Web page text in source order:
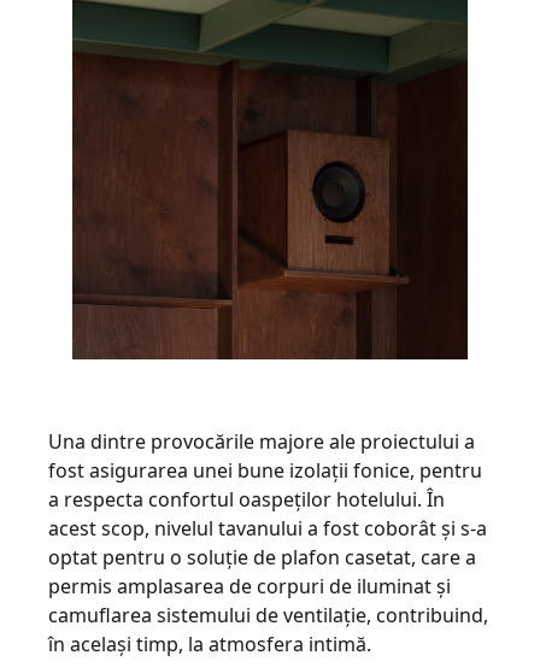
Una dintre provocările majore ale proiectului a
fost asigurarea unei bune izolații fonice, pentru
a respecta confortul oaspeților hotelului. În
acest scop, nivelul tavanului a fost coborât și s-a
optat pentru o soluție de plafon casetat, care a
permis amplasarea de corpuri de iluminat și
camuflarea sistemului de ventilație, contribuind,
în același timp, la atmosfera intimă.